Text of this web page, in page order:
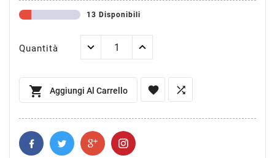
13 Disponibili
Quantità
 Aggiungi Al Carrello  